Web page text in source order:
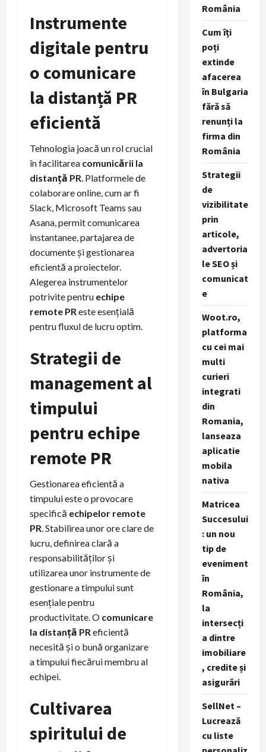
Instrumente
digitale pentru
o comunicare
la distanță PR
eficientă
Tehnologia joacă un rol crucial
în facilitarea comunicării la
distanță PR. Platformele de
colaborare online, cum ar fi
Slack, Microsoft Teams sau
Asana, permit comunicarea
instantanee, partajarea de
documente și gestionarea
eficientă a proiectelor.
Alegerea instrumentelor
potrivite pentru echipe
remote PReste esențială
pentru fluxul de lucru optim.
Strategii de
management al
timpului
pentru echipe
remote PR
Gestionarea eficientă a
timpului este o provocare
specifică echipelor remote
PR. Stabilirea unor ore clare de
lucru, definirea clară a
responsabilităților și
utilizarea unor instrumente de
gestionare a timpului sunt
esențiale pentru
productivitate. O comunicare
la distanță PReficientă
necesită și o bună organizare
a timpului fiecărui membru al
echipei.
Cultivarea
spiritului de
România
Cum îți
poți
extinde
afacerea
în Bulgaria
fără să
renunți la
firma din
România
Strategii
de
vizibilitate
prin
articole,
advertoria
le SEO și
comunicat
e
Woot.ro,
platforma
cu cei mai
multi
curieri
integrati
din
Romania,
lanseaza
aplicatie
mobila
nativa
Matricea
Succesului
: un nou
tip de
eveniment
în
România,
la
intersecți
a dintre
imobiliare
, credite și
asigurări
SellNet –
Lucrează
cu liste